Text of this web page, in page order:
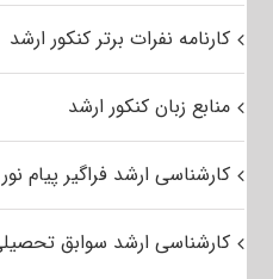
کارنامه نفرات برتر کنکور ارشد
منابع زبان کنکور ارشد
کارشناسی ارشد فراگیر پیام نور
کارشناسی ارشد سوابق